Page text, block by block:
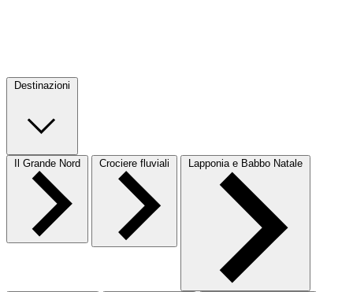
Destinazioni
Il Grande Nord Crociere fluviali Lapponia e Babbo Natale